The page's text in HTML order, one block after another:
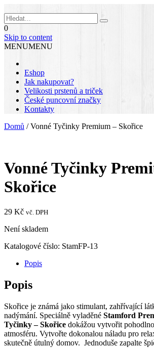
0
Skip to content
MENUMENU
Eshop
Jak nakupovat?
Velikosti prstenů a triček
České puncovní značky
Kontakty
Domů /Vonné Tyčinky Premium – Skořice
Vonné Tyčinky
Skořice
29 Kč vč. DPH
Není skladem
Katalogové číslo: StamFP-13
Popis
Popis
Skořice je známá jako stimulant, zahřívající
nadýmání. Speciálně vyladěné Stamford
Tyčinky – Skořice dokážou vytvořit
atmosféru. Vytvořte dokonalou náladu pro
skutečně útulný domov. Jednoduše zapalte